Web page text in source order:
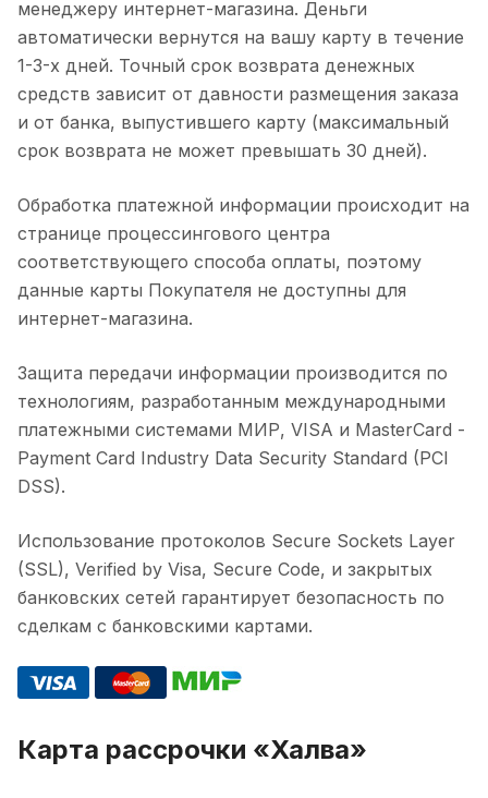
менеджеру интернет-магазина. Деньги
автоматически вернутся на вашу карту в течение
1-3-х дней. Точный срок возврата денежных
средств зависит от давности размещения заказа
и от банка, выпустившего карту (максимальный
срок возврата не может превышать 30 дней).
Обработка платежной информации происходит на
странице процессингового центра
соответствующего способа оплаты, поэтому
данные карты Покупателя не доступны для
интернет-магазина.
Защита передачи информации производится по
технологиям, разработанным международными
платежными системами МИР, VISA и MasterCard -
Payment Card Industry Data Security Standard (PCI
DSS).
Использование протоколов Secure Sockets Layer
(SSL), Verified by Visa, Secure Code, и закрытых
банковских сетей гарантирует безопасность по
сделкам с банковскими картами.
Карта рассрочки «Халва»